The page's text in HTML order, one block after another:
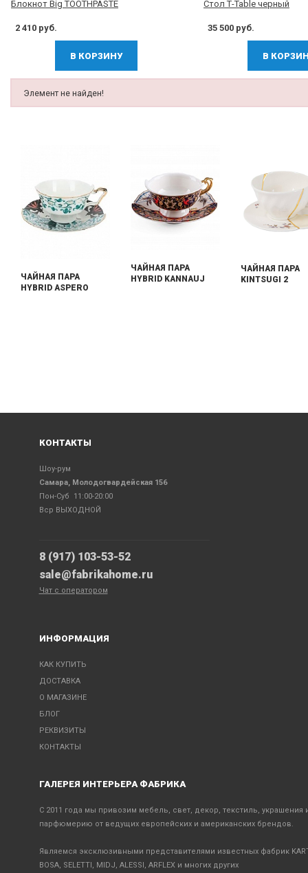
Блокнот Big TOOTHPASTE
2 410 руб.
В КОРЗИНУ
Стол Т-Table черный
35 500 руб.
В
Элемент не найден!
ЧАЙНАЯ ПАРА
HYBRID ASPERO
ЧАЙНАЯ ПАРА
HYBRID KANNAUJ
ЧАЙНАЯ ПАРА
KINTSUGI 2
КОНТАКТЫ
Шоу-рум
Самара, Молодогвардейская 156
Пон-Суб 11:00-20:00
Вср ВЫХОДНОЙ
8 (917) 103-53-52
sale@fabrikahome.ru
Чат с оператором
ИНФОРМАЦИЯ
КАК КУПИТЬ
ДОСТАВКА
О МАГАЗИНЕ
БЛОГ
РЕКВИЗИТЫ
КОНТАКТЫ
ГАЛЕРЕЯ ИНТЕРЬЕРА ФАБРИКА
С 2011 года мы привозим мебель, свет, декор, текстиль, украшения
парфюмерию от ведущих европейских и американских брендов.
Являемся эксклюзивными представителями известных фабрик
BOSA, SELETTI, MIDJ, ALESSI, ARFLEX и многих других